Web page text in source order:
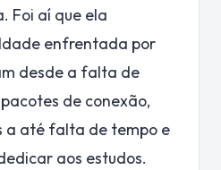
Foi aí que ela
enfrentada por
desde a falta de
de conexão,
a até falta de tempo e
aos estudos.